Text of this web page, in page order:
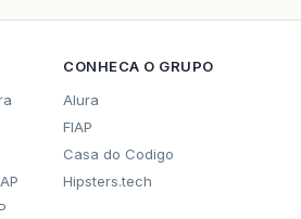
CONHECA O GRUPO
Alura
FIAP
Casa do Codigo
Hipsters.tech